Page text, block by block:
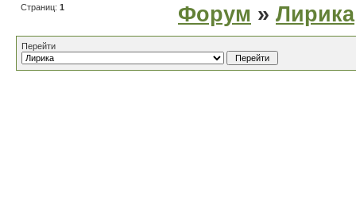
Страниц: 1 Форум » Лирика
Перейти